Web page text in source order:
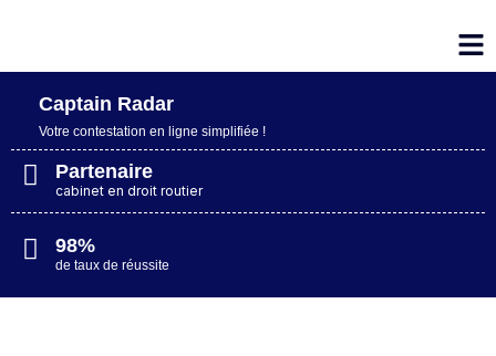
Captain Radar
Votre contestation en ligne simplifiée​ !
98%
de taux de réussite
Partenaire
cabinet en droit routier